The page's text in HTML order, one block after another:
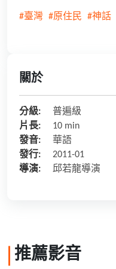
#臺灣 #原住民 #神話
關於
分級:
普遍級
片長:
10 min
發音:
華語
發行:
2011-01
導演:
邱若龍導演
推薦影音